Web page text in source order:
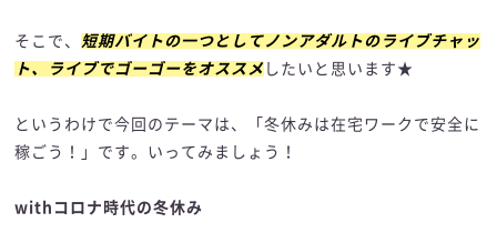
そこで、
短期バイトの一つとしてノンアダルトのライブチャッ
ト、ライブでゴーゴーをオススメ したいと思います★
というわけで今回のテーマは、「冬休みは在宅ワークで安全に
稼ごう！」です。いってみましょう！
withコロナ時代の冬休み